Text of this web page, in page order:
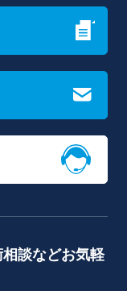
談などお気軽